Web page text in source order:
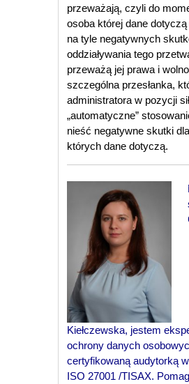
przeważają, czyli do
osoba której dane
na tyle negatywnych
oddziaływania tego
przeważą jej prawa i
szczególna przesłanka,
administratora w pozycji
„automatyczne”
nieść negatywne skutki
których dane dotyczą.
Kiełczewska, jestem
ochrony danych
certyfikowaną audytorką
ISO 27001 /TISAX.